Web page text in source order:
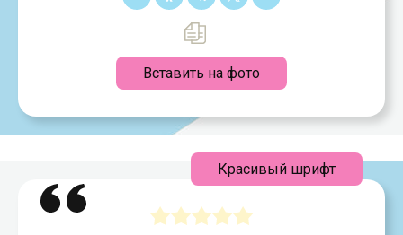
Вставить на фото
Красивый шрифт